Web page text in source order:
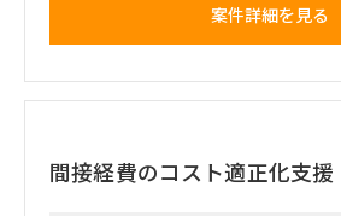
・クライアントコミュニケーション、会
・プロダクト改善に向けたフィードバック
・営業・セールス活動の支援
案件詳細を見る
間接経費のコスト適正化支援